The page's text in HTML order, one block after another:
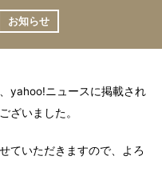
お知らせ
yahoo!ニュースに掲載され
ざいました。
ていただきますので、よろ